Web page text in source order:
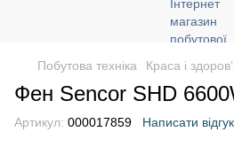
Побутова техніка Краса і
Фен Sencor SHD
Артикул: 000017859 Написати відгук